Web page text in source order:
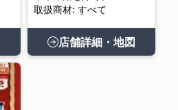
取扱商材: すべて
店舗詳細・地図